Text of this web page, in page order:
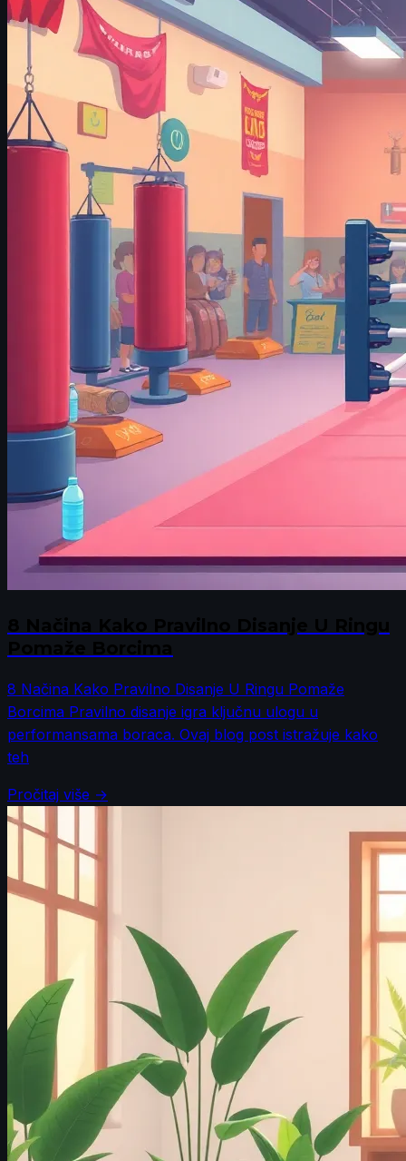
8 Načina Kako Pravilno Disanje U Ringu Pomaže
Borcima Pravilno disanje igra ključnu ulogu u
performansama boraca. Ovaj blog post istražuje kako
teh
Pročitaj više →